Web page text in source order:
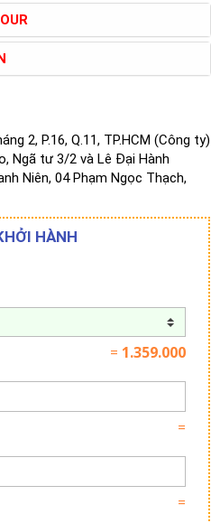
2, P.16, Q.11, TP.HCM (Công ty)
Ngã tư 3/2 và Lê Đại Hành
Niên, 04 Phạm Ngọc Thạch,
HÀNH
= 1.359.000
=
=